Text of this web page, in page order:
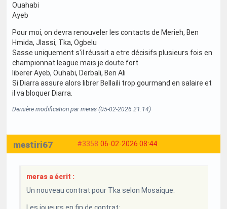
Ouahabi
Ayeb
Pour moi, on devra renouveler les contacts de Merieh, Ben
Hmida, Jlassi, Tka, Ogbelu
Sasse uniquement s'il réussit a etre décisifs plusieurs fois en
championnat league mais je doute fort.
liberer Ayeb, Ouhabi, Derbali, Ben Ali
Si Diarra assure alors librer Bellaili trop gourmand en salaire et
il va bloquer Diarra.
Dernière modification par meras (05-02-2026 21:14)
#3358 06-02-2026 08:44
mestiri67
meras a écrit :
Un nouveau contrat pour Tka selon Mosaique.
Les joueurs en fin de contrat: